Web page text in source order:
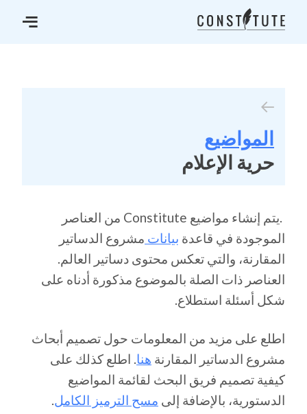
المواضيع
حرية الإعلام
.يتم إنشاء مواضيع Constitute من العناصر
الموجودة في قاعدة بيانات مشروع الدساتير
المقارنة، والتي تعكس محتوى دساتير العالم.
العناصر ذات الصلة بالموضوع مذكورة أدناه على
شكل أسئلة استطلاع.
اطلع على مزيد من المعلومات حول تصميم أبحاث
مشروع الدساتير المقارنة هنا . اطلع كذلك على
كيفية تصميم فريق البحث لقائمة المواضيع
الدستورية، بالإضافة إلى مسح الترميز الكامل